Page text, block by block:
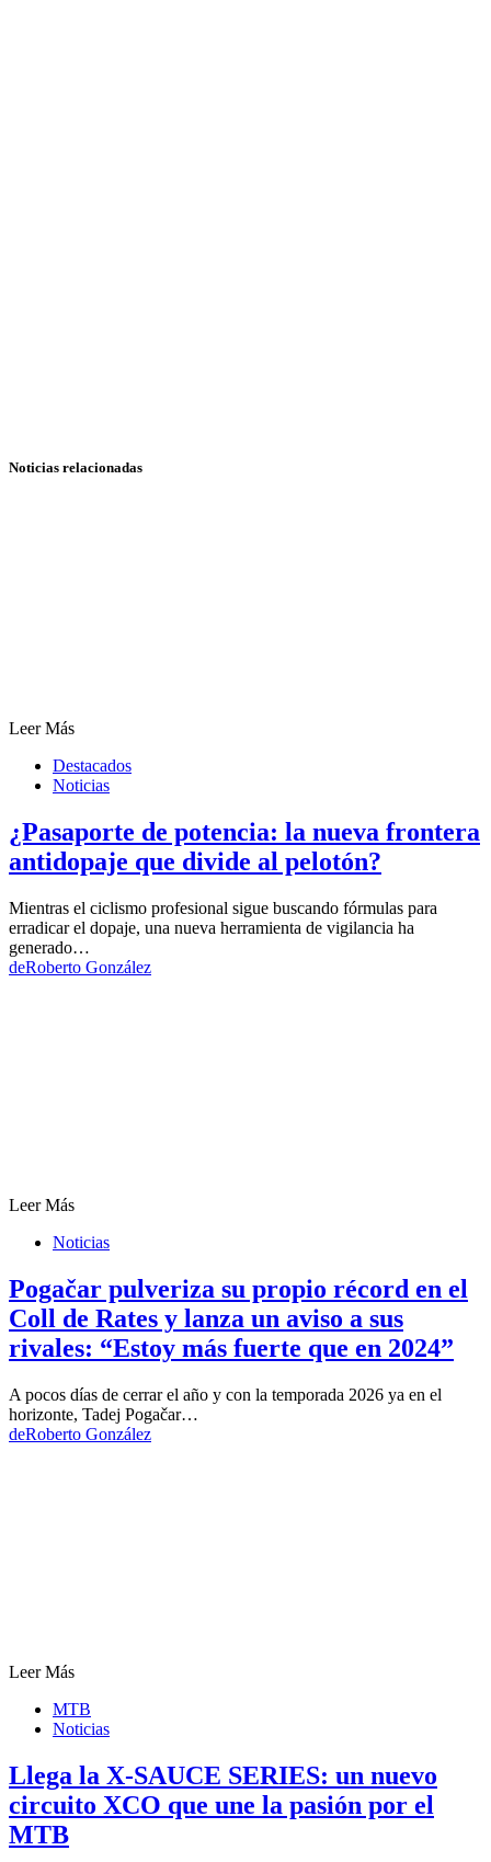
Noticias relacionadas
Leer Más
Destacados
Noticias
¿Pasaporte de potencia: la nueva frontera
antidopaje que divide al pelotón?
Mientras el ciclismo profesional sigue buscando fórmulas para
erradicar el dopaje, una nueva herramienta de vigilancia ha
generado…
deRoberto González
Leer Más
Noticias
Pogačar pulveriza su propio récord en el
Coll de Rates y lanza un aviso a sus
rivales: “Estoy más fuerte que en 2024”
A pocos días de cerrar el año y con la temporada 2026 ya en el
horizonte, Tadej Pogačar…
deRoberto González
Leer Más
MTB
Noticias
Llega la X-SAUCE SERIES: un nuevo
circuito XCO que une la pasión por el
MTB